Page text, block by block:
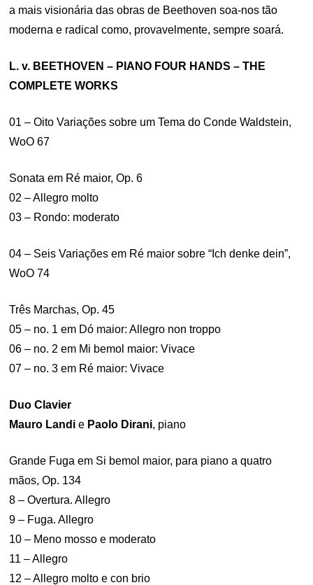
a mais visionária das obras de Beethoven soa-nos tão
moderna e radical como, provavelmente, sempre soará.
L. v. BEETHOVEN – PIANO FOUR HANDS – THE
COMPLETE WORKS
01 – Oito Variações sobre um Tema do Conde Waldstein,
WoO 67
Sonata em Ré maior, Op. 6
02 – Allegro molto
03 – Rondo: moderato
04 – Seis Variações em Ré maior sobre “Ich denke dein”,
WoO 74
Três Marchas, Op. 45
05 – no. 1 em Dó maior: Allegro non troppo
06 – no. 2 em Mi bemol maior: Vivace
07 – no. 3 em Ré maior: Vivace
Duo Clavier
Mauro Landi e Paolo Dirani, piano
Grande Fuga em Si bemol maior, para piano a quatro
mãos, Op. 134
8 – Overtura. Allegro
9 – Fuga. Allegro
10 – Meno mosso e moderato
11 – Allegro
12 – Allegro molto e con brio